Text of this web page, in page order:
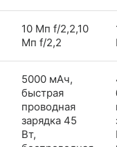
10 Мп f/2,2,10
Мп f/2,2
5000 мАч,
быстрая
проводная
зарядка 45
Вт,